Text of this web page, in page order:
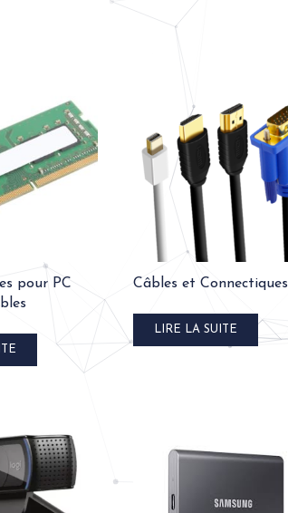
pour PC
Câbles et Connectiques
LIRE LA SUITE